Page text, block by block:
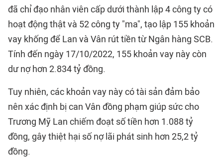
đã chỉ đạo nhân viên cấp dưới thành lập 4 công ty có
hoạt động thật và 52 công ty "ma", tạo lập 155 khoản
vay khống để Lan và Vân rút tiền từ Ngân hàng SCB.
Tính đến ngày 17/10/2022, 155 khoản vay này còn
dư nợ hơn 2.834 tỷ đồng.
Tuy nhiên, các khoản vay này có tài sản đảm bảo
nên xác định bị can Vân đồng phạm giúp sức cho
Trương Mỹ Lan chiếm đoạt số tiền hơn 1.088 tỷ
đồng, gây thiệt hại số nợ lãi phát sinh hơn 25,2 tỷ
đồng.